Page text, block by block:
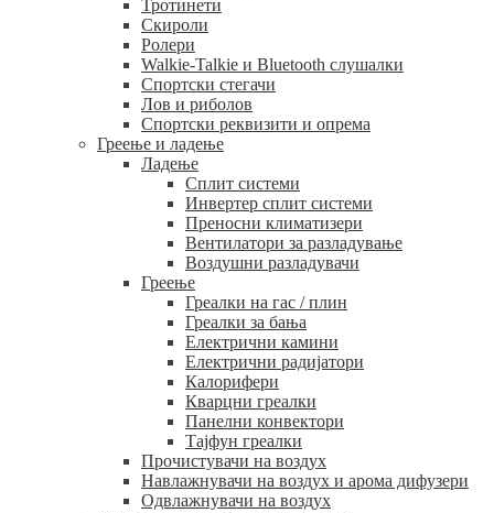
Тротинети
Скироли
Ролери
Walkie-Talkie и Bluetooth слушалки
Спортски стегачи
Лов и риболов
Спортски реквизити и опрема
Греење и ладење
Ладење
Сплит системи
Инвертер сплит системи
Преносни климатизери
Вентилатори за разладување
Воздушни разладувачи
Греење
Греалки на гас / плин
Греалки за бања
Електрични камини
Електрични радијатори
Калорифери
Кварцни греалки
Панелни конвектори
Тајфун греалки
Прочистувачи на воздух
Навлажнувачи на воздух и арома дифузери
Одвлажнувачи на воздух